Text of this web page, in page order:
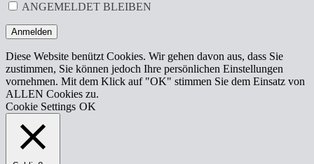
ANGEMELDET BLEIBEN
Anmelden
Diese Website benützt Cookies. Wir gehen davon aus, dass Sie
zustimmen, Sie können jedoch Ihre persönlichen Einstellungen
vornehmen. Mit dem Klick auf "OK" stimmen Sie dem Einsatz von
ALLEN Cookies zu.
Cookie Settings OK